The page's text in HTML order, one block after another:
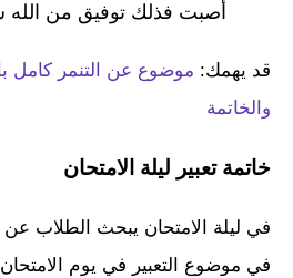
أصبت فذلك توفيق من الله
قد يهمك: موضوع عن التنمر كامل
والخاتمة
خاتمة تعبير ليلة الامتحان
في ليلة الامتحان يبحث الطلاب عن
في موضوع التعبير في يوم